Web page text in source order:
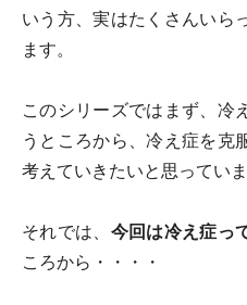
いう方、実はたくさんいら
ます。
このシリーズではまず、冷
うところから、冷え症を克
考えていきたいと思っていま
それでは、 今回は冷え症っ
ころから・・・・